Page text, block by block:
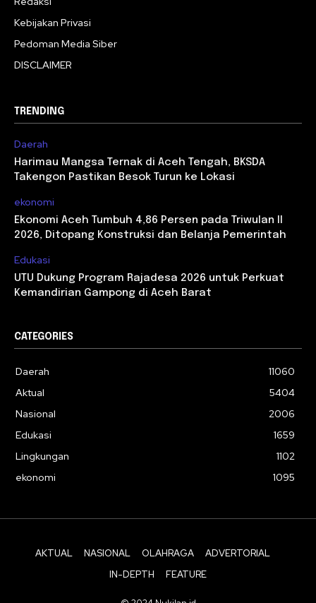
Kebijakan Privasi
Pedoman Media Siber
DISCLAIMER
TRENDING
Daerah
Harimau Mangsa Ternak di Aceh Tengah, BKSDA
Takengon Pastikan Besok Turun ke Lokasi
ekonomi
Ekonomi Aceh Tumbuh 4,86 Persen pada Triwulan II
2026, Ditopang Konstruksi dan Belanja Pemerintah
Edukasi
UTU Dukung Program Rajadesa 2026 untuk Perkuat
Kemandirian Gampong di Aceh Barat
CATEGORIES
Daerah
11060
Aktual
5404
Nasional
2006
Edukasi
1659
Lingkungan
1102
ekonomi
1095
AKTUAL NASIONAL OLAHRAGA
ADVERTORIAL
IN-DEPTH
FEATURE